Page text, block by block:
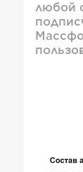
любой